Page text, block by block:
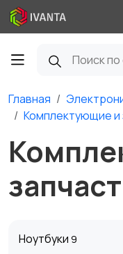
Главная
Комплектующие и
Ноутбуки 9